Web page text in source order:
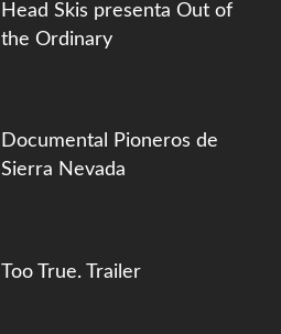
Head Skis presenta Out of
the Ordinary
Documental Pioneros de
Sierra Nevada
Too True. Trailer